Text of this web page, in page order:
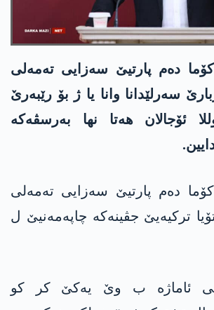
دەم پارتیێ سەزایی تەمەلی
سەرلێدانا وانا یا ژ بۆ رێبەرێ
ئۆجالان هەتا نها بەرسڤەکە
دەم پارتیێ سەزایی تەمەلی
ترکیەیێ جڤینەکە چاپەمەنیێ ل
ئاماژە ب وێ یەکێ کر کو